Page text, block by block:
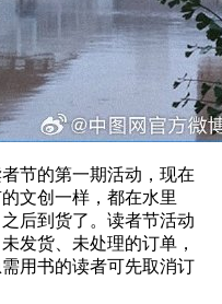
节的第一期活动，现在
文创一样，都在水里
后到货了。读者节活动
发货、未处理的订单，
用书的读者可先取消订